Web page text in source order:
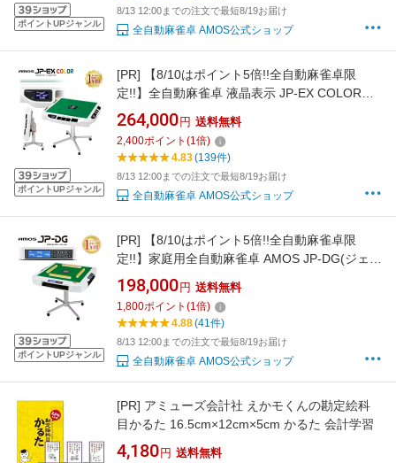
ポイントUPジャンル
8/13 12:00までの注文で最短8/19お届け
全自動麻雀卓 AMOS公式ショップ
ポイントUPジャンル
[PR]
【8/10はポイント5倍!!全自動麻雀卓限
定!!】全自動麻雀卓 液晶表示 JP-EX COLOR折
りたたみタイプ
264,000 円 送料無料
2,400ポイント (1倍)
4.83(139件)
8/13 12:00までの注文で最短8/19お届け
全自動麻雀卓 AMOS公式ショップ
ポイントUPジャンル
[PR]
【8/10はポイント5倍!!全自動麻雀卓限
定!!】家庭用全自動麻雀卓 AMOS JP-DG(ジェイ
ピーディージ―) 液晶点数表示 点棒レス
198,000 円 送料無料
1,800ポイント (1倍)
4.88(41件)
8/13 12:00までの注文で最短8/19お届け
全自動麻雀卓 AMOS公式ショップ
[PR] アミューズ会計社 えかモくんの勘定絵科
目かるた 16.5cm×12cm×5cm かるた 会計学習
4,180 円 送料無料